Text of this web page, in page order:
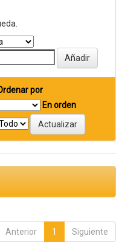
por
En orden
Anterior 1 Siguiente